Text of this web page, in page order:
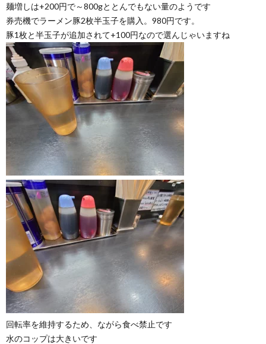
麺増しは+200円で～800gととんでもない量のようです
券売機でラーメン豚2枚半玉子を購入。980円です。
豚1枚と半玉子が追加されて+100円なので選んじゃいますね
回転率を維持するため、ながら食べ禁止です
水のコップは大きいです